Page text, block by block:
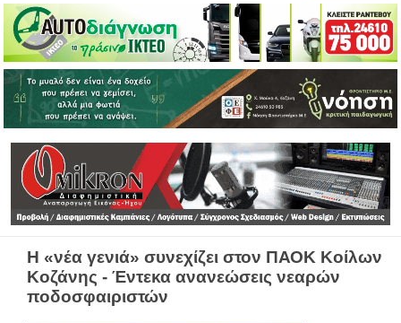
Η «νέα γενιά» συνεχίζει στον ΠΑΟΚ Κοίλων
Κοζάνης - Έντεκα ανανεώσεις νεαρών
ποδοσφαιριστών